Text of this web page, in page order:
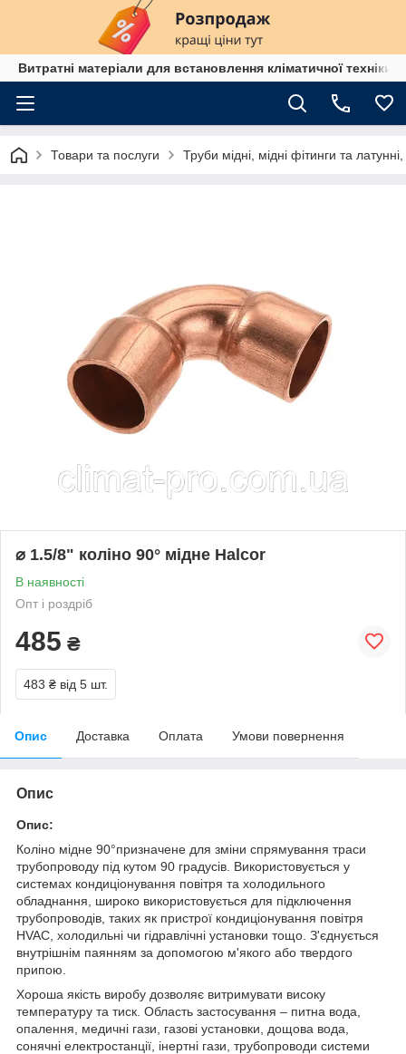
Витратні матеріали для встановлення кліматичної техніки
Товари та послуги Труби мідні, мідні фітинги та
⌀ 1.5/8" коліно 90° мідне Halcor
В наявності
Опт і роздріб
485 ₴
483 ₴ від 5 шт.
Опис Доставка Оплата Умови повернення
Опис
Опис:
Коліно мідне 90°призначене для зміни спрямування траси
трубопроводу під кутом 90 градусів. Використовується у
системах кондиціонування повітря та холодильного
обладнання, широко використовується для підключення
трубопроводів, таких як пристрої кондиціонування повітря
HVAC, холодильні чи гідравлічні установки тощо. З'єднується
внутрішнім паянням за допомогою м'якого або твердого
припою.
Хороша якість виробу дозволяє витримувати високу
температуру та тиск. Область застосування – питна вода,
опалення, медичні гази, газові установки, дощова вода,
сонячні електростанції, інертні гази, трубопроводи системи